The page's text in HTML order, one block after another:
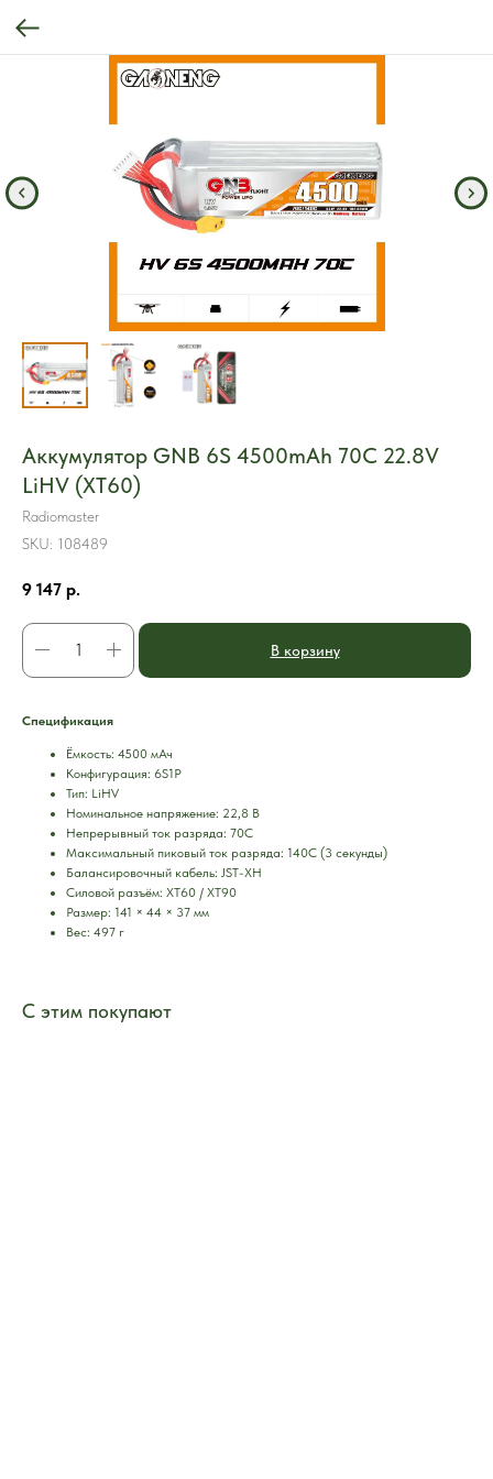
Аккумулятор GNB 6S 4500mAh 70C 22.8V
LiHV (XT60)
Radiomaster
SKU: 108489
9 147 р.
В корзину
Спецификация
Ёмкость: 4500 мАч
Конфигурация: 6S1P
Тип: LiHV
Номинальное напряжение: 22,8 В
Непрерывный ток разряда: 70C
Максимальный пиковый ток разряда: 140C (3 секунды)
Балансировочный кабель: JST-XH
Силовой разъём: XT60 / XT90
Размер: 141 × 44 × 37 мм
Вес: 497 г
С этим покупают